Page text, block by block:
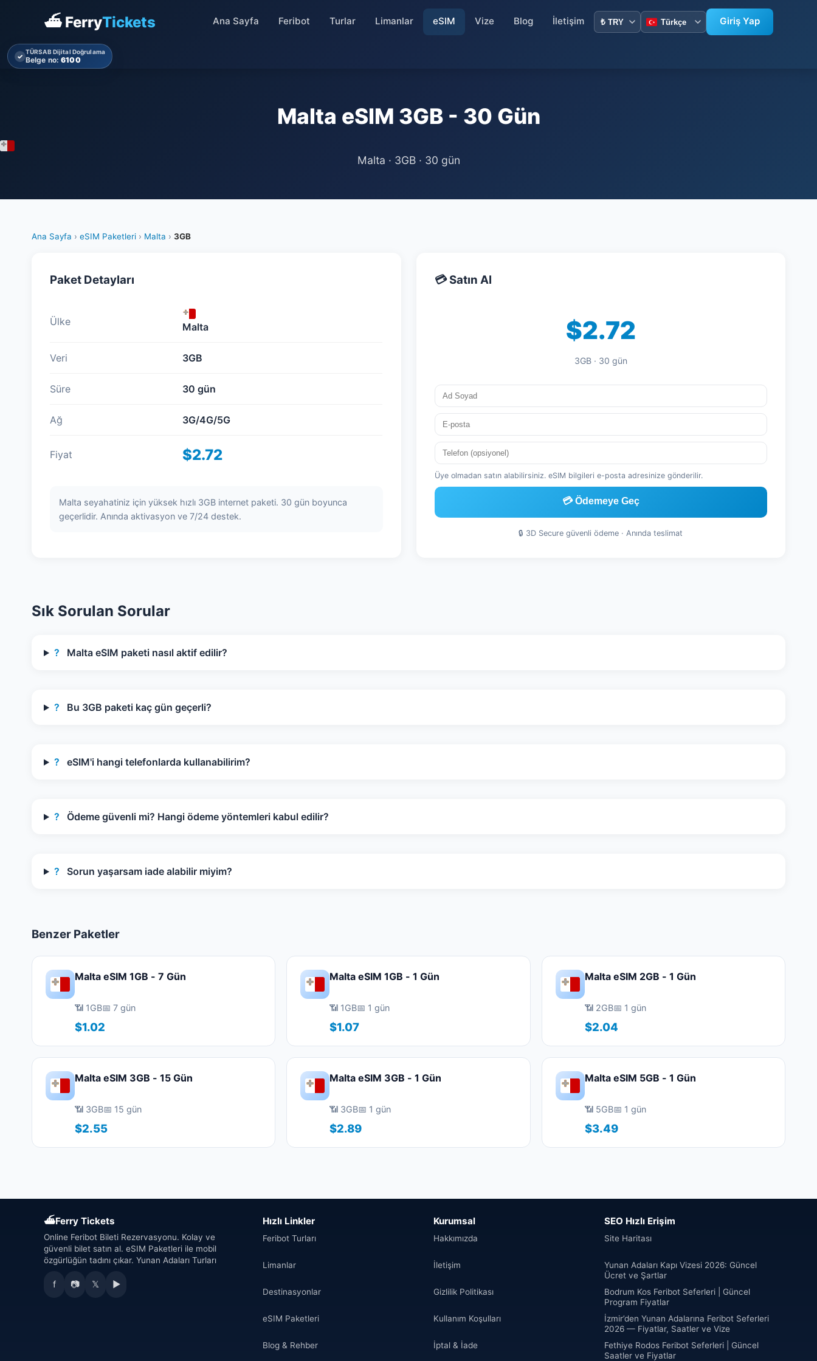
⛴ FerryTickets Ana Sayfa Feribot Turlar Limanlar eSIM Vize Blog İletişim Giriş Yap
✓
TÜRSAB Dijital Doğrulama
Belge no: 6100
Malta eSIM 3GB - 30 Gün
Malta · 3GB · 30 gün
Ana Sayfa › eSIM Paketleri › Malta › 3GB
Paket Detayları
Ülke Malta
Veri 3GB
Süre 30 gün
Ağ 3G/4G/5G
Fiyat $2.72
Malta seyahatiniz için yüksek hızlı 3GB internet paketi. 30 gün boyunca
geçerlidir. Anında aktivasyon ve 7/24 destek.
💳 Satın Al
$2.72
3GB · 30 gün
Üye olmadan satın alabilirsiniz. eSIM bilgileri e-posta adresinize gönderilir.
💳 Ödemeye Geç
🔒 3D Secure güvenli ödeme · Anında teslimat
Sık Sorulan Sorular
? Malta eSIM paketi nasıl aktif edilir?
? Bu 3GB paketi kaç gün geçerli?
? eSIM'i hangi telefonlarda kullanabilirim?
? Ödeme güvenli mi? Hangi ödeme yöntemleri kabul edilir?
? Sorun yaşarsam iade alabilir miyim?
Benzer Paketler
Malta eSIM 1GB - 7 Gün
📶 1GB📅 7 gün
$1.02
Malta eSIM 1GB - 1 Gün
📶 1GB📅 1 gün
$1.07
Malta eSIM 2GB - 1 Gün
📶 2GB📅 1 gün
$2.04
Malta eSIM 3GB - 15 Gün
📶 3GB📅 15 gün
$2.55
Malta eSIM 3GB - 1 Gün
📶 3GB📅 1 gün
$2.89
Malta eSIM 5GB - 1 Gün
📶 5GB📅 1 gün
$3.49
⛴Ferry Tickets
Online Feribot Bileti Rezervasyonu. Kolay ve
güvenli bilet satın al. eSIM Paketleri ile mobil
özgürlüğün tadını çıkar. Yunan Adaları Turları
f 📷 𝕏 ▶
Hızlı Linkler
Feribot Turları
Limanlar
Destinasyonlar
eSIM Paketleri
Blog & Rehber
Kurumsal
Hakkımızda
İletişim
Gizlilik Politikası
Kullanım Koşulları
İptal & İade
SEO Hızlı Erişim
Site Haritası
Yunan Adaları Kapı Vizesi 2026: Güncel
Ücret ve Şartlar
Bodrum Kos Feribot Seferleri | Güncel
Program Fiyatlar
İzmir’den Yunan Adalarına Feribot Seferleri
2026 — Fiyatlar, Saatler ve Vize
Fethiye Rodos Feribot Seferleri | Güncel
Saatler ve Fiyatlar